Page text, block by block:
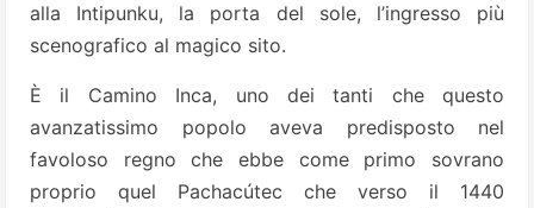
alla Intipunku, la porta del sole, l’ingresso più
scenografico al magico sito.
È il Camino Inca, uno dei tanti che questo
avanzatissimo popolo aveva predisposto nel
favoloso regno che ebbe come primo sovrano
proprio quel Pachacútec che verso il 1440